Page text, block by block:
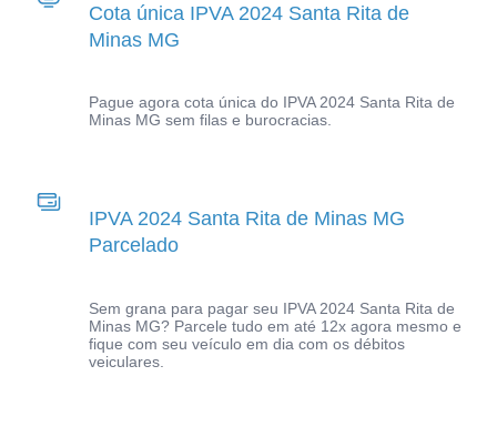
Cota única IPVA 2024 Santa Rita de
Minas MG
Pague agora cota única do IPVA 2024 Santa Rita de
Minas MG sem filas e burocracias.
IPVA 2024 Santa Rita de Minas MG
Parcelado
Sem grana para pagar seu IPVA 2024 Santa Rita de
Minas MG? Parcele tudo em até 12x agora mesmo e
fique com seu veículo em dia com os débitos
veiculares.